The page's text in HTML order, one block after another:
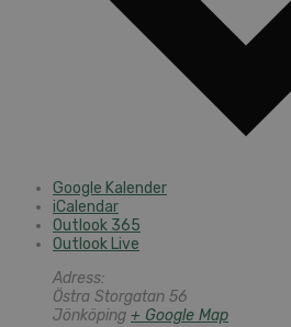
Google Kalender
iCalendar
Outlook 365
Outlook Live
Adress:
Östra Storgatan 56
Jönköping + Google Map